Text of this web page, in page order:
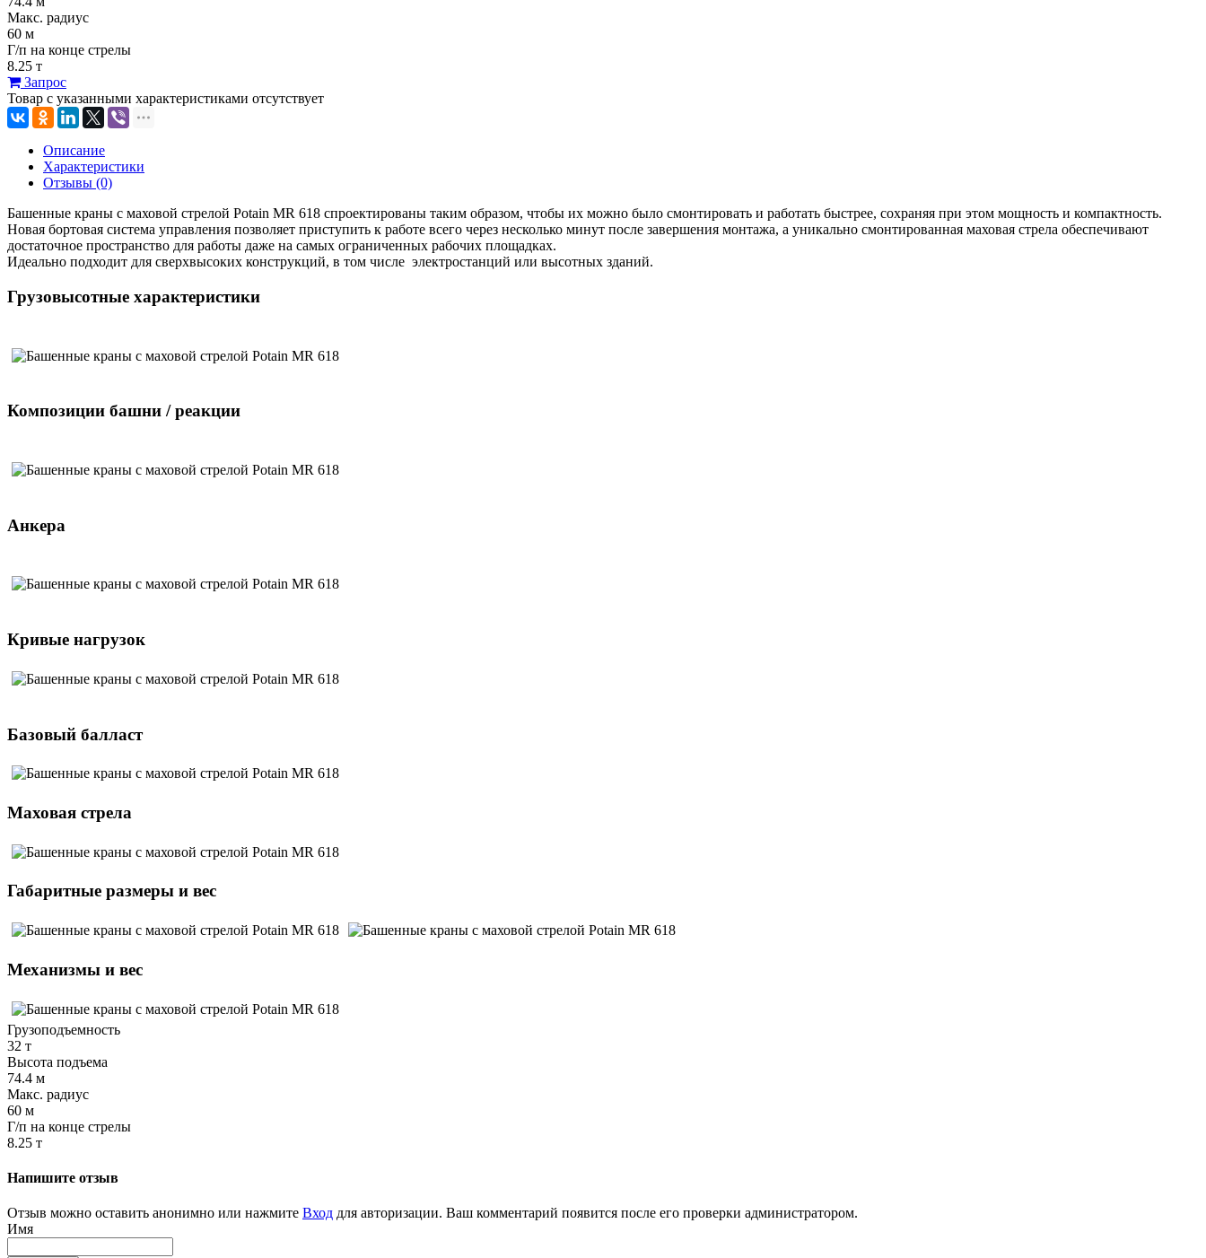
Макс. радиус
60 м
Г/п на конце стрелы
8.25 т
Запрос
Товар с указанными характеристиками отсутствует
Описание
Характеристики
Отзывы (0)
Башенные краны с маховой стрелой Potain MR 618 спроектированы таким образом, чтобы их можно было смонтировать и работать быстрее, сохраняя при этом мощность и компактность.
Новая бортовая система управления позволяет приступить к работе всего через несколько минут после завершения монтажа, а уникально смонтированная маховая стрела обеспечивают
достаточное пространство для работы даже на самых ограниченных рабочих площадках.
Идеально подходит для сверхвысоких конструкций, в том числе электростанций или высотных зданий.
Грузовысотные характеристики
Композиции башни / реакции
Анкера
Кривые нагрузок
Базовый балласт
Маховая стрела
Габаритные размеры и вес
Механизмы и вес
Грузоподъемность
32 т
Высота подъема
74.4 м
Макс. радиус
60 м
Г/п на конце стрелы
8.25 т
Напишите отзыв
Отзыв можно оставить анонимно или нажмите Вход для авторизации. Ваш комментарий появится после его проверки администратором.
Имя